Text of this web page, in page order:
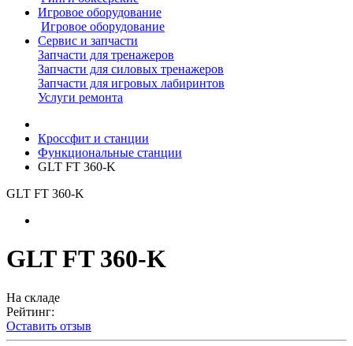
Игровое оборудование
Игровое оборудование
Сервис и запчасти
Запчасти для тренажеров
Запчасти для силовых тренажеров
Запчасти для игровых лабиринтов
Услуги ремонта
Кроссфит и станции
Функциональные станции
GLT FT 360-K
GLT FT 360-K
GLT FT 360-K
На складе
Рейтинг:
Оставить отзыв